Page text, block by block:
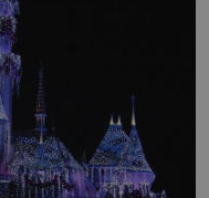
Tímto